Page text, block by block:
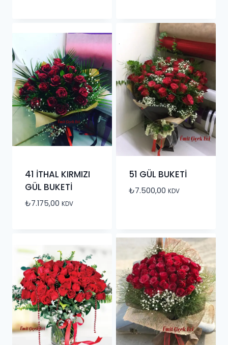
41 İTHAL KIRMIZI
GÜL BUKETİ
₺7.175,00 KDV
51 GÜL BUKETİ
₺7.500,00 KDV